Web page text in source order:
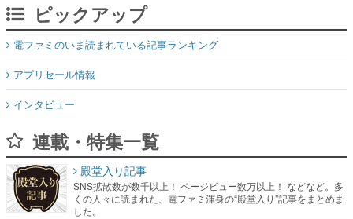
ピックアップ
電ファミのいま読まれている記事ランキング
アプリセール情報
インタビュー
連載・特集一覧
殿堂入り記事
SNS拡散数が数千以上！ ページビュー数万以上！ などなど。多
くの人々に読まれた、電ファミ渾身の“殿堂入り”記事をまとめま
した。